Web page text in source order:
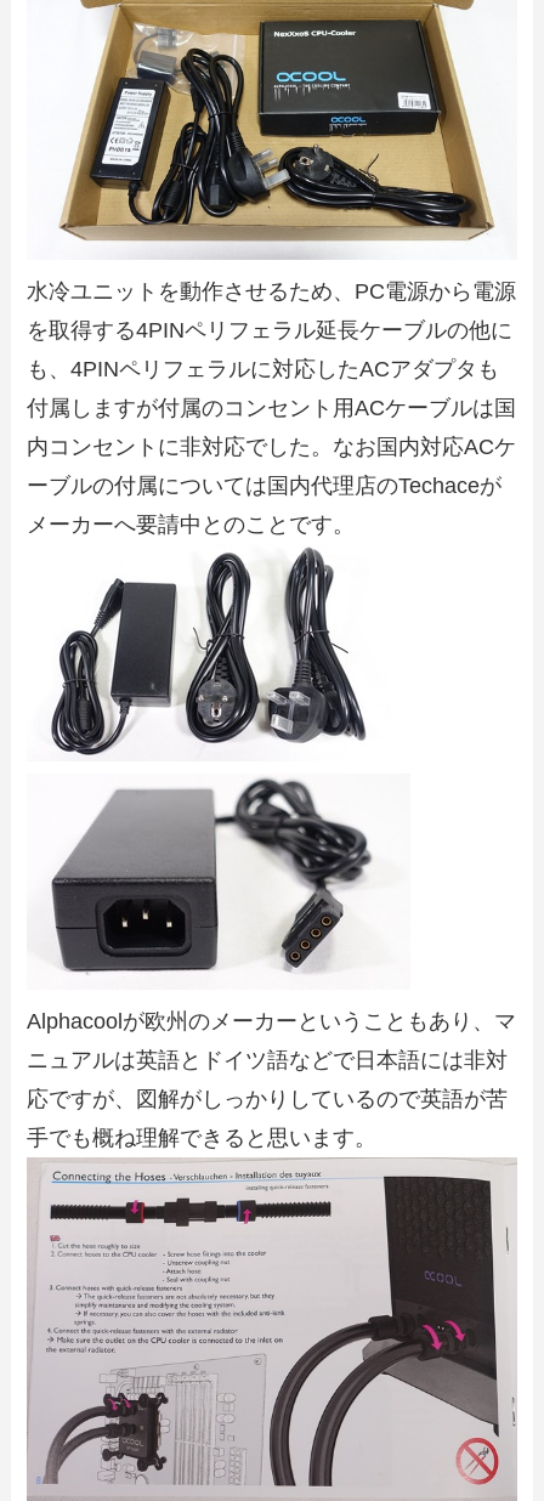
水冷ユニットを動作させるため、PC電源から電源
を取得する4PINペリフェラル延長ケーブルの他に
も、4PINペリフェラルに対応したACアダプタも
付属しますが付属のコンセント用ACケーブルは国
内コンセントに非対応でした。なお国内対応ACケ
ーブルの付属については国内代理店のTechaceが
メーカーへ要請中とのことです。
Alphacoolが欧州のメーカーということもあり、マ
ニュアルは英語とドイツ語などで日本語には非対
応ですが、図解がしっかりしているので英語が苦
手でも概ね理解できると思います。